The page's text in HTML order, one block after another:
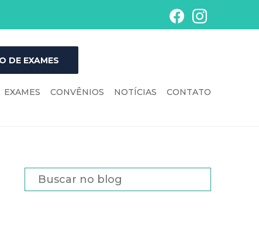
DE EXAMES
EXAMES CONVÊNIOS NOTÍCIAS CONTATO